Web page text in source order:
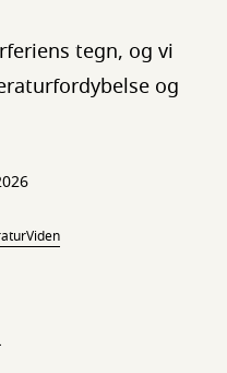
tegn, og vi
og
Viden